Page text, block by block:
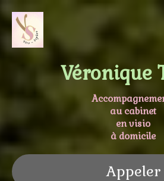
Véronique
au cabinet
en visio
à domicile
Appeler